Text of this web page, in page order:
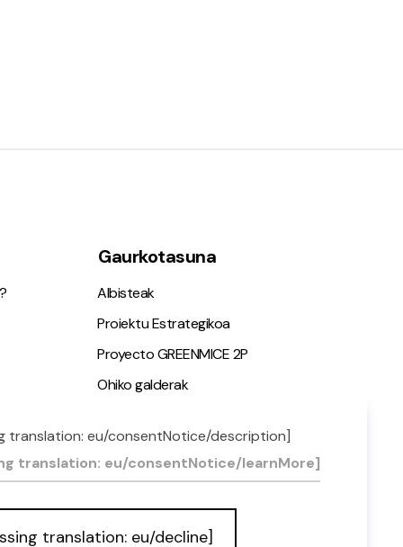
Gaurkotasuna
Albisteak
Proiektu Estrategikoa
Proyecto GREENMICE 2P
Ohiko galderak
translation: eu/consentNotice/description]
translation: eu/consentNotice/learnMore]
translation: eu/decline]